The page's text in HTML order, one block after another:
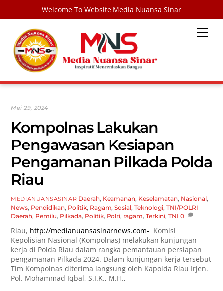
Welcome To Website Media Nuansa Sinar
content
Mei 29, 2024
Kompolnas Lakukan
Pengawasan Kesiapan
Pengamanan Pilkada Polda
Riau
MEDIANUANSASINAR Daerah, Keamanan, Keselamatan, Nasional,
News, Pendidikan, Politik, Ragam,Sosial,Teknologi,TNI/POLRI
Daerah, Pemilu, Pilkada, Politik, Polri, ragam,Terkini,TNI 0
Riau, http://medianuansasinarnews.com- Komisi
Kepolisian Nasional (Kompolnas) melakukan kunjungan
kerja di Polda Riau dalam rangka pemantauan persiapan
pengamanan Pilkada 2024. Dalam kunjungan kerja tersebut
Tim Kompolnas diterima langsung oleh Kapolda Riau Irjen.
Pol. Mohammad Iqbal, S.I.K., M.H.,